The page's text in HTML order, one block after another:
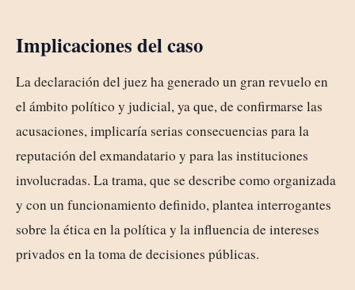
Implicaciones del caso
La declaración del juez ha generado un gran revuelo en
el ámbito político y judicial, ya que, de confirmarse las
acusaciones, implicaría serias consecuencias para la
reputación del exmandatario y para las instituciones
involucradas. La trama, que se describe como organizada
y con un funcionamiento definido, plantea interrogantes
sobre la ética en la política y la influencia de intereses
privados en la toma de decisiones públicas.